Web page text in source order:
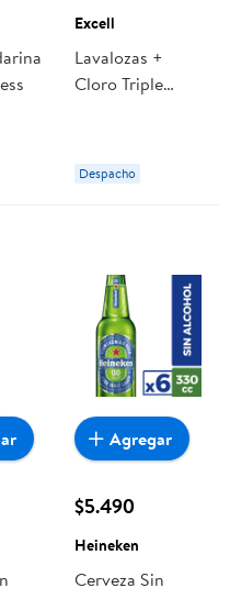
Excell
Lavalozas +
Cloro Triple
Despacho
$5.490
Heineken
Cerveza Sin
Agregar